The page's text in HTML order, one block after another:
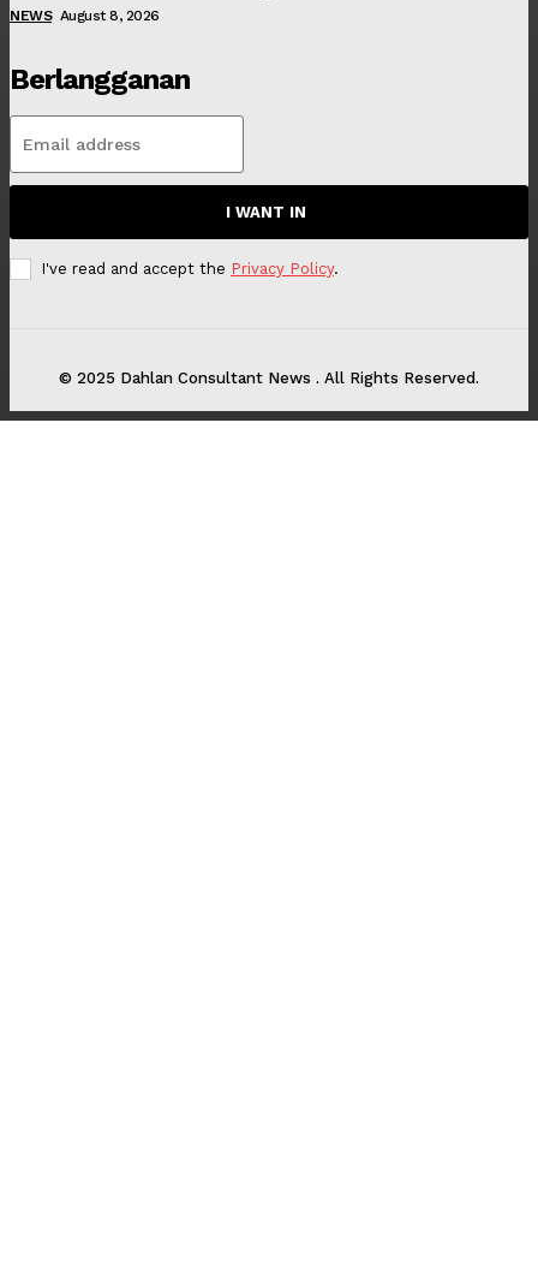
NEWS August 8, 2026
Berlangganan
I WANT IN
I've read and accept the Privacy Policy.
© 2025 Dahlan Consultant News . All Rights Reserved.